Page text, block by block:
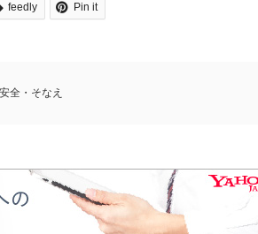
feedly Pin it
安全・そなえ